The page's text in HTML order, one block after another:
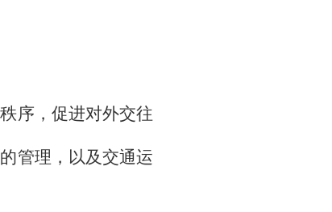
序，促进对外交往
管理，以及交通运